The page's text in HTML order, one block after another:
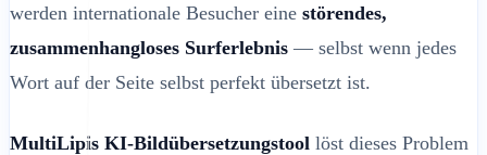
werden internationale Besucher eine störendes,
zusammenhangloses Surferlebnis — selbst wenn jedes
Wort auf der Seite selbst perfekt übersetzt ist.
MultiLipis KI-Bildübersetzungstool löst dieses Problem